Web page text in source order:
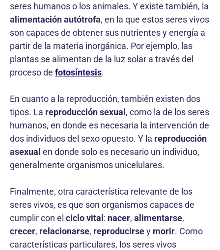
seres humanos o los animales. Y existe también, la
alimentación autótrofa, en la que estos seres vivos
son capaces de obtener sus nutrientes y energía a
partir de la materia inorgánica. Por ejemplo, las
plantas se alimentan de la luz solar a través del
proceso de fotosíntesis.
En cuanto a la reproducción, también existen dos
tipos. La reproducción sexual , como la de los seres
humanos, en donde es necesaria la intervención de
dos individuos del sexo opuesto. Y la reproducción
asexual en donde solo es necesario un individuo,
generalmente organismos unicelulares.
Finalmente, otra característica relevante de los
seres vivos, es que son organismos capaces de
cumplir con el ciclo vital : nacer, alimentarse,
crecer, relacionarse, reproducirsey morir. Como
características particulares, los seres vivos